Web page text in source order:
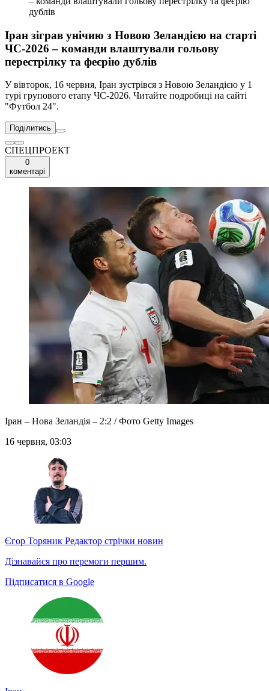
дублів
Іран зіграв унічию з Новою Зеландією на старті
ЧС-2026 – команди влаштували гольову
перестрілку та феєрію дублів
У вівторок, 16 червня, Іран зустрівся з Новою Зеландією у 1
турі групового етапу ЧС-2026. Читайте подробиці на сайті
"Футбол 24".
Поділитись
СПЕЦПРОЕКТ
0
коментарі
Іран – Нова Зеландія – 2:2 / Фото Getty Images
16 червня, 03:03
Єгор Торяник Редактор стрічки новин
Дізнавайся про перемоги першим.
Підписатися в Google